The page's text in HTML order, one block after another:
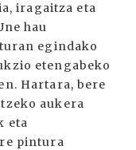
iragaitza eta
hau
egindako
etengabeko
Hartara, bere
aukera
eta
pintura